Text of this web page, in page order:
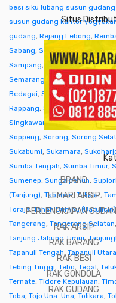
besi siku lubang susun
susun gudang kantor
gudang, Rejang Lebong,
Sabang, Sabu Raijua ,Salatiga,
Sampang, Sanggau,Sarmi,
Semarang
Seram Bagian Barat
Bedagai, Seruyan (Kuala
Rappang, Sidoarjo,Sigi,
Singkawang,Sinjai,Sintang,
Soppeng, Sorong, Sorong
Sukabumi, Sukamara,
Sumba Tengah, Sumba Timur,
Sumenep, Sungaipenuh, Supiori
(Tanjung), Tabanan, Takalar,
Toraja,Tanah Bumbu (Batulicin)
Tangerang, Tangerang Selatan,
Tanjung Jabung Timur,
Tapanuli Tengah, Tapanuli Utara
Tebing Tinggi, Tebo, Tegal,
Ternate, Tidore Kepulauan,
Toba, Tojo Una-Una, Tolikara,
Situs
BRAND
LEMARI ARSIP
PERLENGKAPAN
RAK ARSIP
RAK BARANG
RAK BESI
RAK GONDOLA
RAK GUDANG